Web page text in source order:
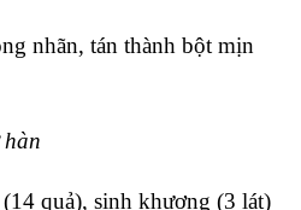
nhãn, tán thành bột mịn
quả), sinh khương (3 lát)